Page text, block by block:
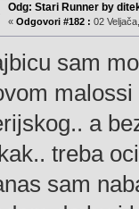
Odg: Stari Runner by
« Odgovori #182 : 02
sam
a
treba
sam